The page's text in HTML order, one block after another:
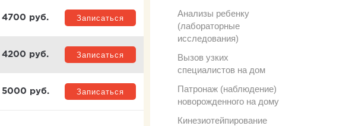
Анализы ребенку
(лабораторные
исследования)
Вызов узких
специалистов на дом
Патронаж (наблюдение)
новорожденного на дому
Кинезиотейпирование
4700 pуб. Записаться
4200 pуб. Записаться
5000 pуб. Записаться